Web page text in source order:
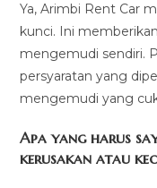
Ya, Arimbi Rent Car
kunci. Ini
mengemudi sendiri.
persyaratan yang
mengemudi yang
Apa yang harus
kerusakan atau